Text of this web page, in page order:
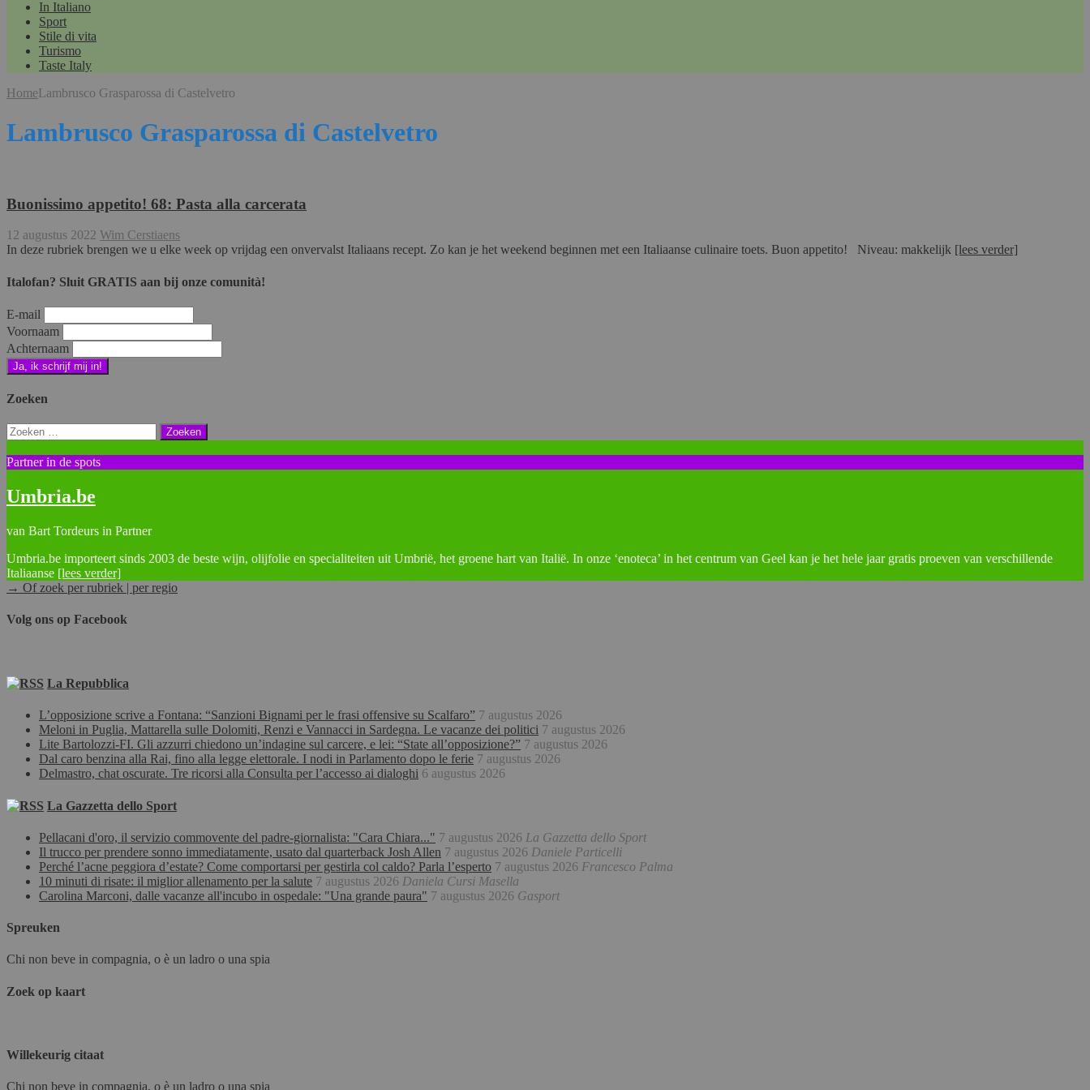
In Italiano
Sport
Stile di vita
Turismo
Taste Italy
HomeLambrusco Grasparossa di Castelvetro
Lambrusco Grasparossa di Castelvetro
Buonissimo appetito! 68: Pasta alla carcerata
12 augustus 2022 Wim Cerstiaens
In deze rubriek brengen we u elke week op vrijdag een onvervalst Italiaans recept. Zo kan je het weekend beginnen met een Italiaanse culinaire toets. Buon appetito! Niveau: makkelijk [lees verder]
Italofan? Sluit GRATIS aan bij onze comunità!
E-mail
Voornaam
Achternaam
Zoeken
Zoeken
naar:
Partner in de spots
Umbria.be
van Bart Tordeurs in Partner
Umbria.be importeert sinds 2003 de beste wijn, olijfolie en specialiteiten uit Umbrië, het groene hart van Italië. In onze ‘enoteca’ in het centrum van Geel kan je het hele jaar gratis proeven van verschillende
Italiaanse [lees verder]
→ Of zoek per rubriek | per regio
Volg ons op Facebook
La Repubblica
L’opposizione scrive a Fontana: “Sanzioni Bignami per le frasi offensive su Scalfaro” 7 augustus 2026
Meloni in Puglia, Mattarella sulle Dolomiti, Renzi e Vannacci in Sardegna. Le vacanze dei politici 7 augustus 2026
Lite Bartolozzi-FI. Gli azzurri chiedono un’indagine sul carcere, e lei: “State all’opposizione?” 7 augustus 2026
Dal caro benzina alla Rai, fino alla legge elettorale. I nodi in Parlamento dopo le ferie 7 augustus 2026
Delmastro, chat oscurate. Tre ricorsi alla Consulta per l’accesso ai dialoghi 6 augustus 2026
La Gazzetta dello Sport
Pellacani d'oro, il servizio commovente del padre-giornalista: "Cara Chiara..." 7 augustus 2026 La Gazzetta dello Sport
Il trucco per prendere sonno immediatamente, usato dal quarterback Josh Allen 7 augustus 2026 Daniele Particelli
Perché l’acne peggiora d’estate? Come comportarsi per gestirla col caldo? Parla l’esperto 7 augustus 2026 Francesco Palma
10 minuti di risate: il miglior allenamento per la salute 7 augustus 2026 Daniela Cursi Masella
Carolina Marconi, dalle vacanze all'incubo in ospedale: "Una grande paura" 7 augustus 2026 Gasport
Spreuken
Chi non beve in compagnia, o è un ladro o una spia
Zoek op kaart
Willekeurig citaat
Chi non beve in compagnia, o è un ladro o una spia